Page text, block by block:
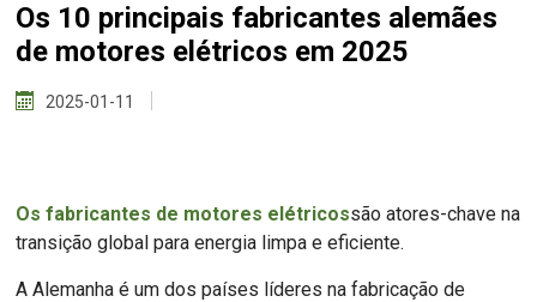
Os 10 principais fabricantes alemães
de motores elétricos em 2025
2025-01-11
Os fabricantes de motores elétricossão atores-chave na
transição global para energia limpa e eficiente.
A Alemanha é um dos países líderes na fabricação de